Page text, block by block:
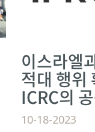
이스라엘
적대 행위
ICRC의
10-18-2023